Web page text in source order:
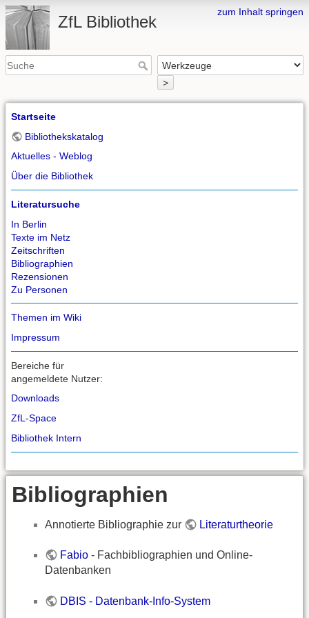
zum Inhalt springen
ZfL Bibliothek
>
Startseite
Bibliothekskatalog
Aktuelles - Weblog
Über die Bibliothek
Literatursuche
In Berlin
Texte im Netz
Zeitschriften
Bibliographien
Rezensionen
Zu Personen
Themen im Wiki
Impressum
Bereiche für
angemeldete Nutzer:
Downloads
ZfL-Space
Bibliothek Intern
Bibliographien
Annotierte Bibliographie zur Literaturtheorie
Fabio - Fachbibliographien und Online-
Datenbanken
DBIS - Datenbank-Info-System